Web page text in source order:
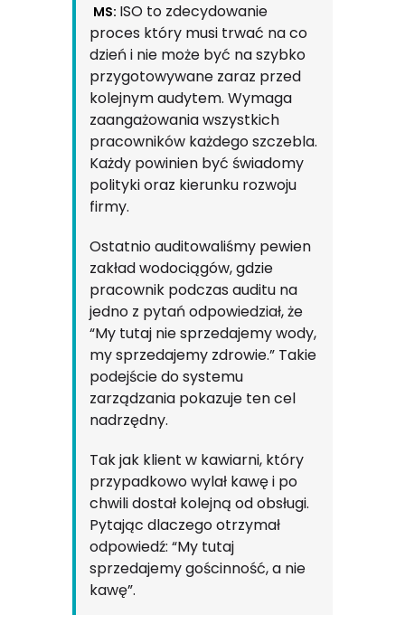
MS: ISO to zdecydowanie
proces który musi trwać na co
dzień i nie może być na szybko
przygotowywane zaraz przed
kolejnym audytem. Wymaga
zaangażowania wszystkich
pracowników każdego szczebla.
Każdy powinien być świadomy
polityki oraz kierunku rozwoju
firmy.
Ostatnio auditowaliśmy pewien
zakład wodociągów, gdzie
pracownik podczas auditu na
jedno z pytań odpowiedział, że
“My tutaj nie sprzedajemy wody,
my sprzedajemy zdrowie.” Takie
podejście do systemu
zarządzania pokazuje ten cel
nadrzędny.
Tak jak klient w kawiarni, który
przypadkowo wylał kawę i po
chwili dostał kolejną od obsługi.
Pytając dlaczego otrzymał
odpowiedź: “My tutaj
sprzedajemy gościnność, a nie
kawę”.